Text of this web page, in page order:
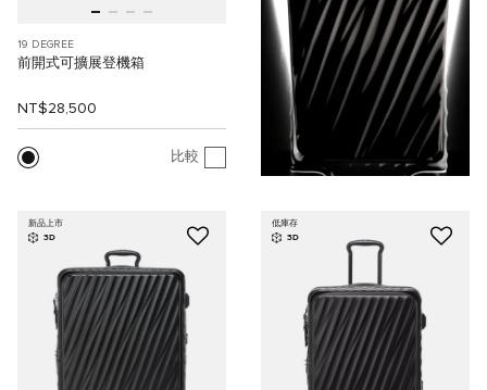
19 DEGREE
前開式可擴展登機箱
NT$28,500
比較
新品上市
3D
低庫存
3D